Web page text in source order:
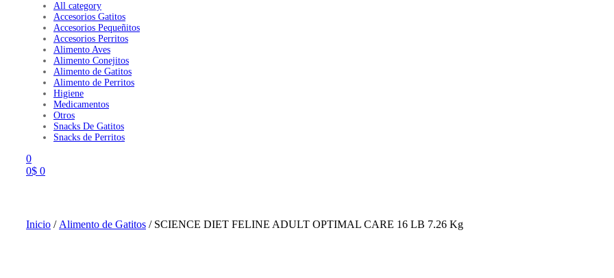
All category
Accesorios Gatitos
Accesorios Pequeñitos
Accesorios Perritos
Alimento Aves
Alimento Conejitos
Alimento de Gatitos
Alimento de Perritos
Higiene
Medicamentos
Otros
Snacks De Gatitos
Snacks de Perritos
0
0$ 0
Inicio / Alimento de Gatitos / SCIENCE DIET FELINE ADULT OPTIMAL CARE 16 LB 7.26 Kg